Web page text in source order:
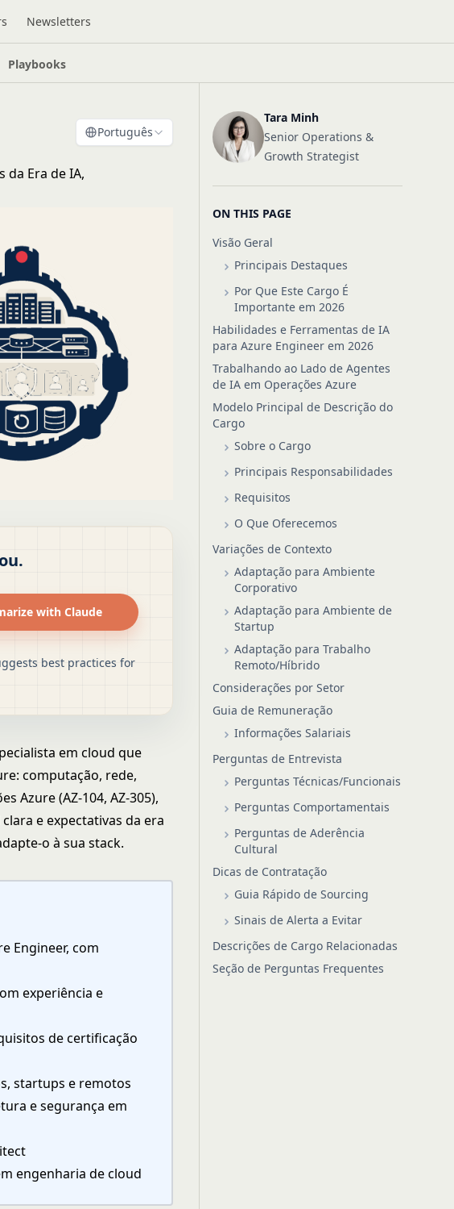
Newsletters
Playbooks
Português
da Era de IA,
with Claude
best practices for
em cloud que
computação, rede,
Azure (AZ-104, AZ-305),
e expectativas da era
o à sua stack.
Engineer, com
experiência e
de certificação
startups e remotos
e segurança em
engenharia de cloud
Tara Minh
Senior Operations &
Growth Strategist
ON THIS PAGE
Visão Geral
Principais Destaques
Por Que Este Cargo É
Importante em 2026
Habilidades e Ferramentas de IA
para Azure Engineer em 2026
Trabalhando ao Lado de Agentes
de IA em Operações Azure
Modelo Principal de Descrição do
Cargo
Sobre o Cargo
Principais Responsabilidades
Requisitos
O Que Oferecemos
Variações de Contexto
Adaptação para Ambiente
Corporativo
Adaptação para Ambiente de
Startup
Adaptação para Trabalho
Remoto/Híbrido
Considerações por Setor
Guia de Remuneração
Informações Salariais
Perguntas de Entrevista
Perguntas Técnicas/Funcionais
Perguntas Comportamentais
Perguntas de Aderência
Cultural
Dicas de Contratação
Guia Rápido de Sourcing
Sinais de Alerta a Evitar
Descrições de Cargo Relacionadas
Seção de Perguntas Frequentes